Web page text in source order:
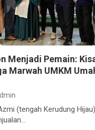
Menjadi Pemain:
Marwah UMKM
Kerudung Hijau)